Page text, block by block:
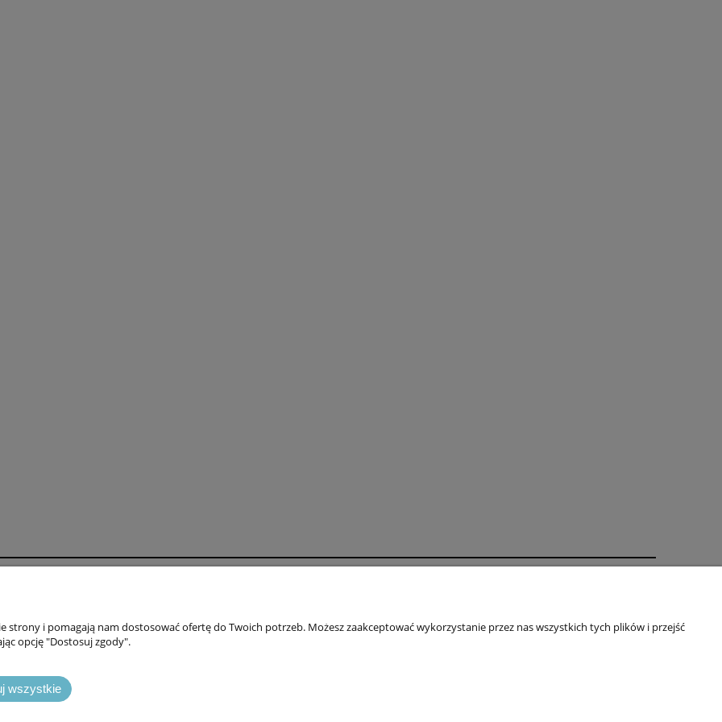
Rabaty
O firmie
strony i pomagają nam dostosować ofertę do Twoich potrzeb. Możesz zaakceptować wykorzystanie przez nas wszystkich tych plików i przejść
opcję "Dostosuj zgody".
wszystkie